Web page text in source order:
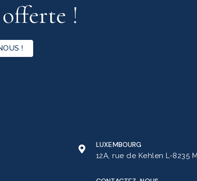
!
!
LUXEMBOURG
12A, rue de Kehlen L-8235